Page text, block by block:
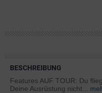
BESCHREIBUNG
Features AUF TOUR: Du
Deine Ausrüstung nicht...